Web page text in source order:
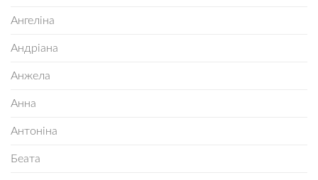
Ангеліна
Андріана
Анжела
Анна
Антоніна
Беата